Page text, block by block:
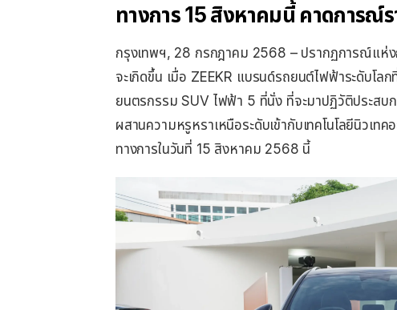
ทางการ 15 สิงหาคมนี้ คาดการณ์
กรุงเทพฯ, 28 กรกฎาคม 2568 – ปรากฏการณ์แห่
จะเกิดขึ้น เมื่อ ZEEKR แบรนด์รถยนต์ไฟฟ้าระดับโ
ยนตรกรรม SUV ไฟฟ้า 5 ที่นั่ง ที่จะมาปฏิวัติประสบ
ผสานความหรูหราเหนือระดับเข้ากับเทคโนโลยีนิวเท
ทางการในวันที่ 15 สิงหาคม 2568 นี้